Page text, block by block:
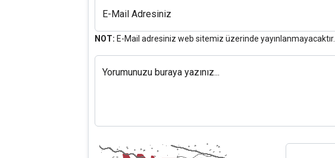
E-Mail Adresiniz
NOT: E-Mail adresiniz web sitemiz üzerinde yayınlanmayacaktır.
Yorumunuzu buraya yazınız...